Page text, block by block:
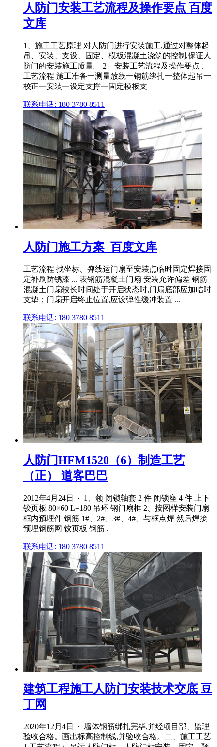
人防门安装工艺流程及操作要点 百度
文库
1、施工工艺原理 对人防门进行安装施工,通过对整体起
吊、安装、支设、固定、模板混凝土浇筑的控制,保证人
防门的安装施工质量。 2、安装工艺流程及操作要点 、
工艺流程 施工准备一测量放线一钢筋绑扎一整体起吊一
校正一安装一设定支撑一固定模板支
联系电话: 180 3780 8511
人防门施工方案_百度文库
工艺流程 找坐标、弹线运门扇至安装点临时固定焊接固
定补刷防锈漆 ... 表钢筋混凝土门扇 安装允许偏差 钢筋
混凝土门扇较长时间处于开启状态时,门扇底部应加临时
支垫；门扇开启终止位置,应设弹性缓冲装置 ...
联系电话: 180 3780 8511
人防门HFM1520（6）制造工艺
（正） 道客巴巴
2012年4月24日 · 1、领 闭锁轴套 2 件 闭锁座 4 件 上下
铰页板 80×60 L=180 吊环 钢门扇框 2、按图样安装门扇
框内预埋件 钢筋 1#、2#、3#、4#、与框点焊 然后焊接
预埋钢筋网 铰页板 钢筋 .
联系电话: 180 3780 8511
建筑工程施工人防门安装技术交底 豆
丁网
2020年12月4日 · 墙体钢筋绑扎完毕,并经项目部、监理
验收合格。画出标高控制线,并验收合格。二、施工工艺